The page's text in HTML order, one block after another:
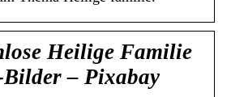
Heilige Familie
– Pixabay